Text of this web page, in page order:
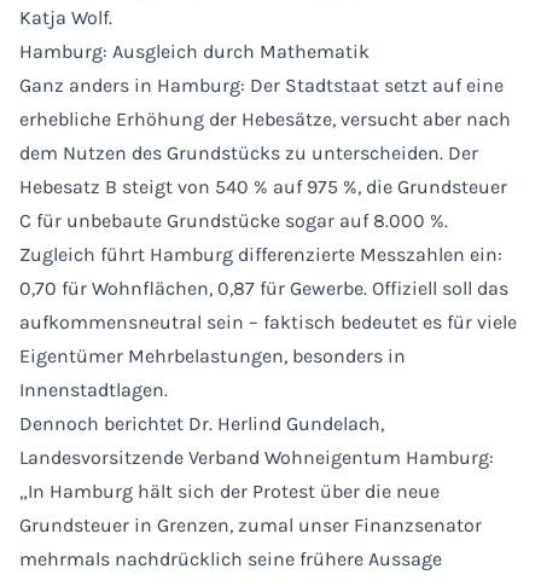
Katja Wolf.
Hamburg: Ausgleich durch Mathematik
Ganz anders in Hamburg: Der Stadtstaat setzt auf eine
erhebliche Erhöhung der Hebesätze, versucht aber nach
dem Nutzen des Grundstücks zu unterscheiden. Der
Hebesatz B steigt von 540 % auf 975 %, die Grundsteuer
C für unbebaute Grundstücke sogar auf 8.000 %.
Zugleich führt Hamburg differenzierte Messzahlen ein:
0,70 für Wohnflächen, 0,87 für Gewerbe. Offiziell soll das
aufkommensneutral sein – faktisch bedeutet es für viele
Eigentümer Mehrbelastungen, besonders in
Innenstadtlagen.
Dennoch berichtet Dr. Herlind Gundelach,
Landesvorsitzende Verband Wohneigentum Hamburg:
„In Hamburg hält sich der Protest über die neue
Grundsteuer in Grenzen, zumal unser Finanzsenator
mehrmals nachdrücklich seine frühere Aussage